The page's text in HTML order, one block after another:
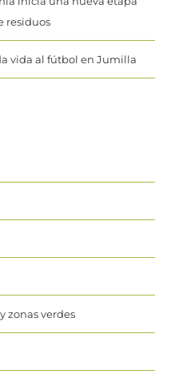
inicia una nueva etapa
residuos
vida al fútbol en Jumilla
verdes